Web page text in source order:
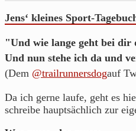
einem
Läufer
aus
Franken.
Jens‘ kleines Sport-
"Und wie lange geht bei dir
Und nun stehe ich da und
(Dem @trailrunnersdogauf
Da ich gerne laufe, geht es
schreibe hauptsächlich zur